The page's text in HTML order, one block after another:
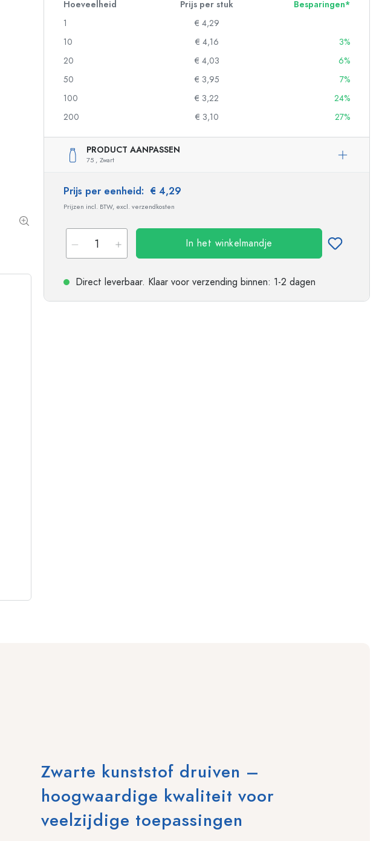
Airless Dispenser
Gin flessen
Kerstflessen
Gistingsflessen & Mandflessen
Hoeveelheid Prijs per stuk
Besparingen*
1
€ 4,29
10
€ 4,16
3%
20
€ 4,03
6%
50
€ 3,95
7%
100
€ 3,22
24%
200
€ 3,10 27%
PRODUCT AANPASSEN
75 , Zwart
Prijs per eenheid: € 4,29
Prijzen incl. BTW, excl. verzendkosten
In het winkelmandje
Direct leverbaar. Klaar voor verzending binnen: 1-2 dagen
Zwarte kunststof druiven –
hoogwaardige kwaliteit voor
veelzijdige toepassingen